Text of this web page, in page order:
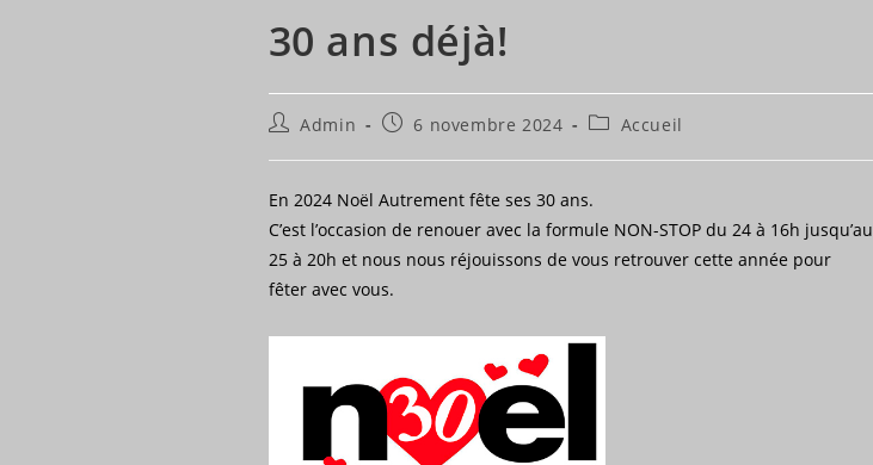
30 ans déjà!
Auteur/autrice
la
publication :
Admin
Publication
6 novembre 2024
PostAccueil
En 2024 Noël Autrement fête ses 30 ans.
C’est l’occasion de renouer avec la formule NON-STOP du 24 à 16h jusqu’au
25 à 20h et nous nous réjouissons de vous retrouver cette année pour
fêter avec vous.